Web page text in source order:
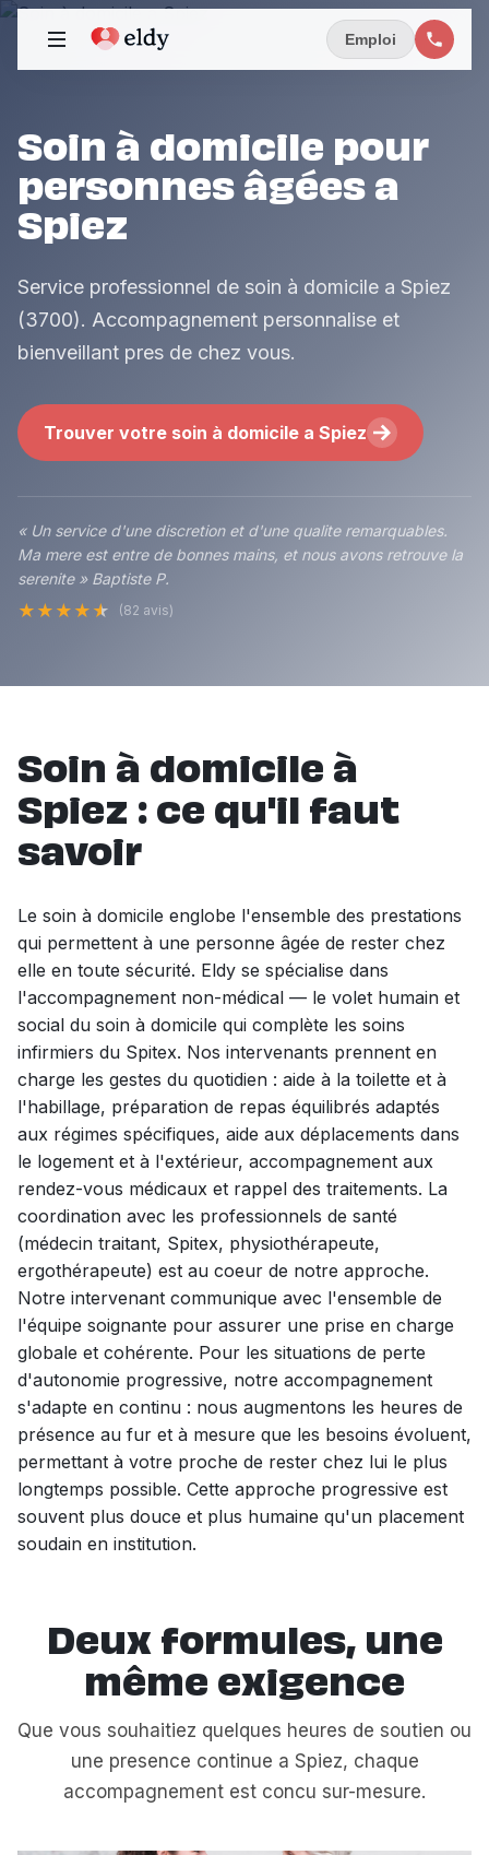
Emploi
Soin à domicile pour
personnes âgées a
Spiez
Service professionnel de soin à domicile a Spiez
(3700). Accompagnement personnalise et
bienveillant pres de chez vous.
Trouver votre soin à domicile a Spiez
« Un service d'une discretion et d'une qualite remarquables.
Ma mere est entre de bonnes mains, et nous avons retrouve la
serenite » Baptiste P.
★ ★ ★ ★ ★ (82 avis)
Soin à domicile à
Spiez : ce qu'il faut
savoir
Le soin à domicile englobe l'ensemble des prestations
qui permettent à une personne âgée de rester chez
elle en toute sécurité. Eldy se spécialise dans
l'accompagnement non-médical — le volet humain et
social du soin à domicile qui complète les soins
infirmiers du Spitex. Nos intervenants prennent en
charge les gestes du quotidien : aide à la toilette et à
l'habillage, préparation de repas équilibrés adaptés
aux régimes spécifiques, aide aux déplacements dans
le logement et à l'extérieur, accompagnement aux
rendez-vous médicaux et rappel des traitements. La
coordination avec les professionnels de santé
(médecin traitant, Spitex, physiothérapeute,
ergothérapeute) est au coeur de notre approche.
Notre intervenant communique avec l'ensemble de
l'équipe soignante pour assurer une prise en charge
globale et cohérente. Pour les situations de perte
d'autonomie progressive, notre accompagnement
s'adapte en continu : nous augmentons les heures de
présence au fur et à mesure que les besoins évoluent,
permettant à votre proche de rester chez lui le plus
longtemps possible. Cette approche progressive est
souvent plus douce et plus humaine qu'un placement
soudain en institution.
Deux formules, une
même exigence
Que vous souhaitiez quelques heures de soutien ou
une presence continue a Spiez, chaque
accompagnement est concu sur-mesure.